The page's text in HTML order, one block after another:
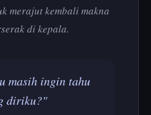
merajut kembali makna
di kepala.
masih ingin tahu
diriku?"